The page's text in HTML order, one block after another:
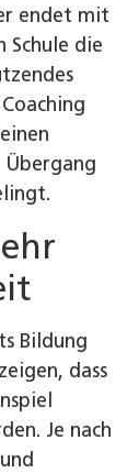
endet mit
die
Bildung
dass
Je nach